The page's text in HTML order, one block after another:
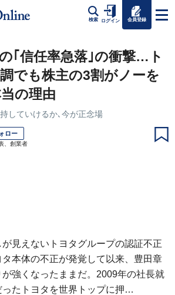
検索 ログイン 会員登録
｢信任率急落｣の衝撃…ト
でも株主の3割がノーを
の理由
していけるか､今が正念場
ロー
、創業者
見えないトヨタグループの認証不正
本体の不正が発覚して以来、豊田章
強くなったままだ。2009年の社長就
たトヨタを世界トップに押…